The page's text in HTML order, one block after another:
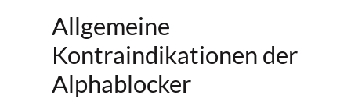
Allgemeine
Kontraindikationen der
Alphablocker